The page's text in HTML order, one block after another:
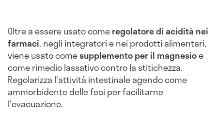
Oltre a essere usato comeregolatore di acidità nei
farmaci, negli integratori e nei prodotti alimentari,
viene usato comesupplemento per il magnesioe
come rimedio lassativo contro la stitichezza.
Regolarizza l'attività intestinale agendo come
ammorbidente delle feci per facilitarne
l'evacuazione.